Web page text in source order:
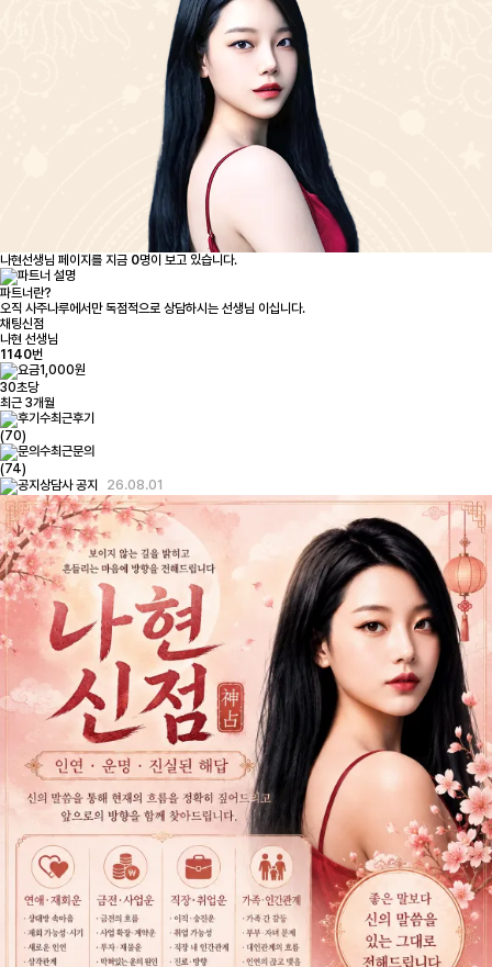
나현선생님 페이지를 지금 0명이 보고 있습니다.
파트너란?
오직 사주나루에서만 독점적으로 상담하시는 선생님 이십니다.
채팅신점
나현 선생님
1140번
1,000원
30초당
최근 3개월
최근후기
(70)
최근문의
(74)
상담사 공지
26.08.01